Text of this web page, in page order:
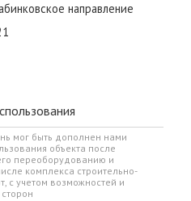
направление
мог быть дополнен нами
объекта после
переоборудованию и
комплекса строительно-
с учетом возможностей и